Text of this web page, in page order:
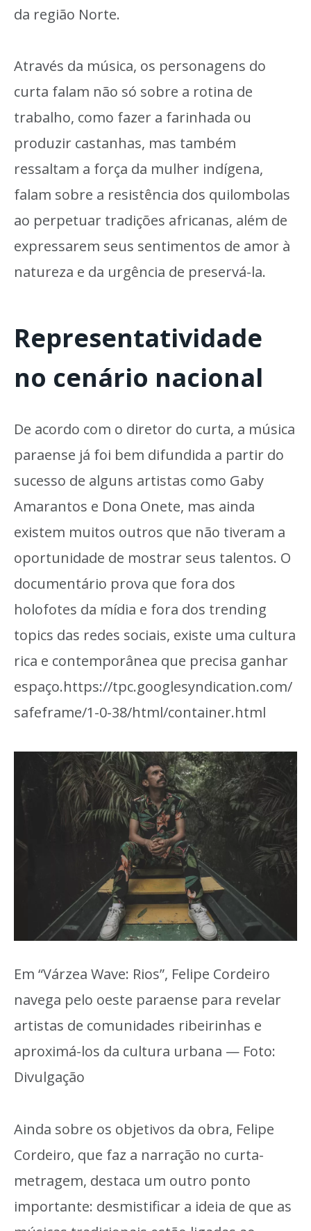
da região Norte.
Através da música, os personagens do
curta falam não só sobre a rotina de
trabalho, como fazer a farinhada ou
produzir castanhas, mas também
ressaltam a força da mulher indígena,
falam sobre a resistência dos quilombolas
ao perpetuar tradições africanas, além de
expressarem seus sentimentos de amor à
natureza e da urgência de preservá-la.
Representatividade
no cenário nacional
De acordo com o diretor do curta, a música
paraense já foi bem difundida a partir do
sucesso de alguns artistas como Gaby
Amarantos e Dona Onete, mas ainda
existem muitos outros que não tiveram a
oportunidade de mostrar seus talentos. O
documentário prova que fora dos
holofotes da mídia e fora dos trending
topics das redes sociais, existe uma cultura
rica e contemporânea que precisa ganhar
espaço.https://tpc.googlesyndication.com/
safeframe/1-0-38/html/container.html
Em “Várzea Wave: Rios”, Felipe Cordeiro
navega pelo oeste paraense para revelar
artistas de comunidades ribeirinhas e
aproximá-los da cultura urbana — Foto:
Divulgação
Ainda sobre os objetivos da obra, Felipe
Cordeiro, que faz a narração no curta-
metragem, destaca um outro ponto
importante: desmistificar a ideia de que as